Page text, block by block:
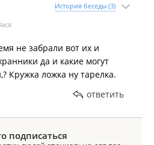
История беседы (3)
не забрали вот их и
да и какие могут
Кружка ложка ну тарелка.
ответить
подписаться